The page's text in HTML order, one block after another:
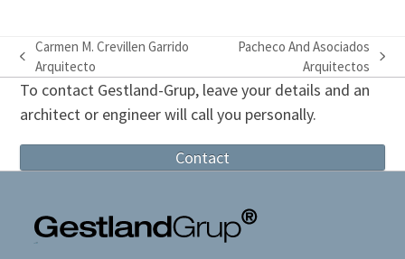
previous
post:
Carmen M. Crevillen Garrido
Arquitecto
post:
Pacheco And Asociados
Arquitectos
To contact Gestland-Grup, leave your details and an
architect or engineer will call you personally.
Contact